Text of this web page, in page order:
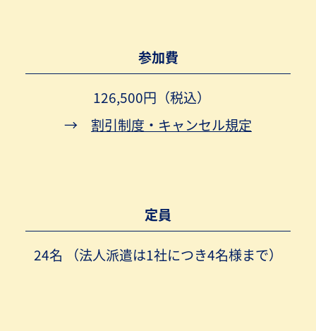
参加費
126,500円（税込）
→ 割引制度・キャンセル規定
定員
24名 （法人派遣は1社につき4名様まで）